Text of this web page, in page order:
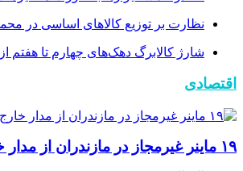
نظارت بر توزیع کالا‌های اساسی در
شارژ کالابرگ دهک‌های چهارم تا هفتم از ۲۰ بهمن
اقتصادی
۱۹ ماینر غیرمجاز در مازندران از مدار خارج شد